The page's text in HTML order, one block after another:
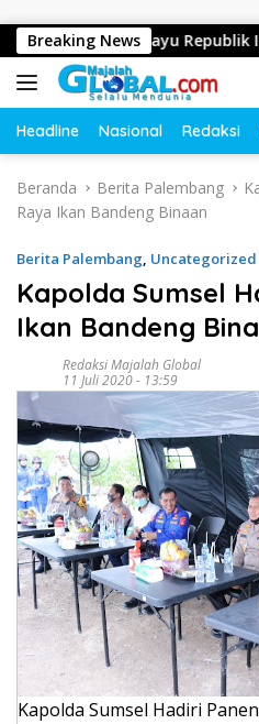
Breaking News
Dirgahayu Republik
Headline Nasional Redaksi
Beranda Berita Palembang
Raya Ikan Bandeng Binaan
Berita Palembang, Uncategorized
Kapolda Sumsel
Ikan Bandeng
Redaksi Majalah Global
11 Juli 2020 - 13:59
Kapolda Sumsel Hadiri